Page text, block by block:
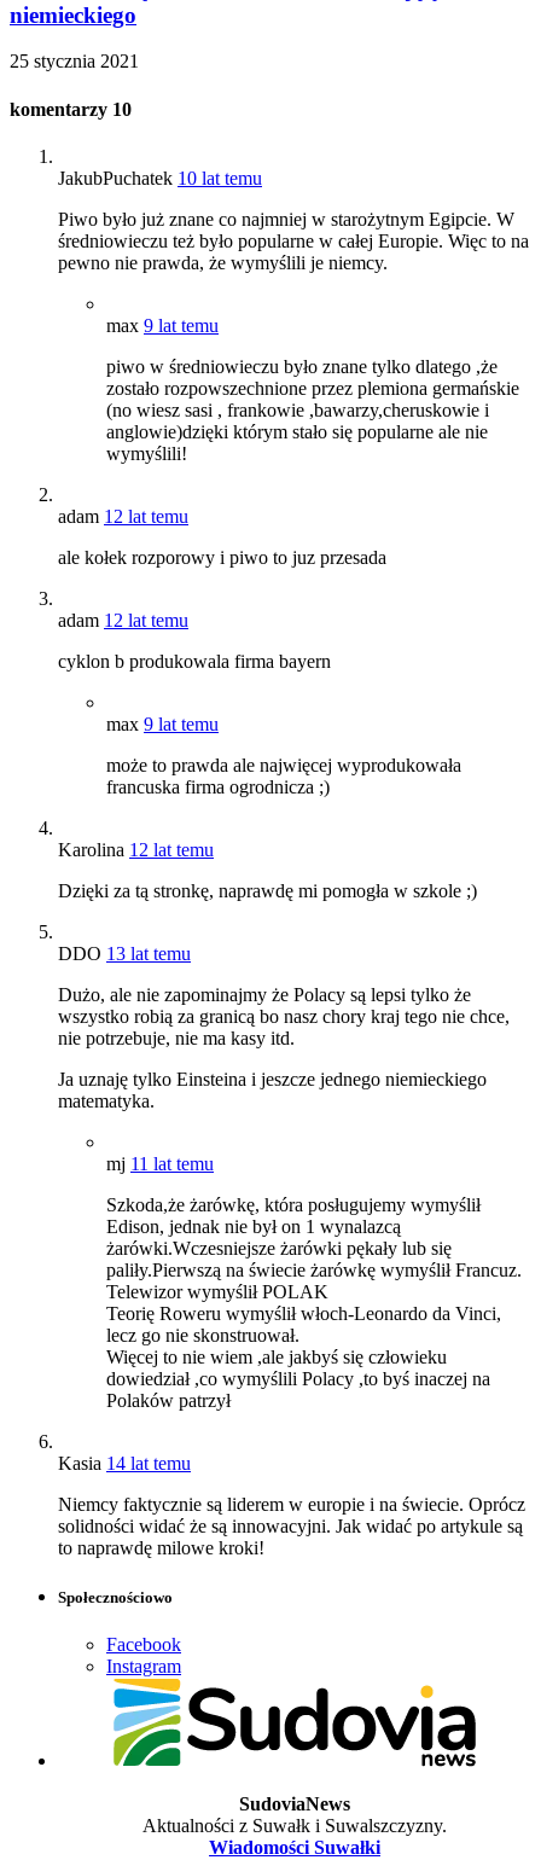
niemieckiego
25 stycznia 2021
komentarzy 10
JakubPuchatek 10 lat temu
Piwo było już znane co najmniej w starożytnym Egipcie. W
średniowieczu też było popularne w całej Europie. Więc to na
pewno nie prawda, że wymyślili je niemcy.
max 9 lat temu
piwo w średniowieczu było znane tylko dlatego ,że
zostało rozpowszechnione przez plemiona germańskie
(no wiesz sasi , frankowie ,bawarzy,cheruskowie i
anglowie)dzięki którym stało się popularne ale nie
wymyślili!
adam 12 lat temu
ale kołek rozporowy i piwo to juz przesada
adam 12 lat temu
cyklon b produkowala firma bayern
max 9 lat temu
może to prawda ale najwięcej wyprodukowała
francuska firma ogrodnicza ;)
Karolina 12 lat temu
Dzięki za tą stronkę, naprawdę mi pomogła w szkole ;)
DDO 13 lat temu
Dużo, ale nie zapominajmy że Polacy są lepsi tylko że
wszystko robią za granicą bo nasz chory kraj tego nie chce,
nie potrzebuje, nie ma kasy itd.
Ja uznaję tylko Einsteina i jeszcze jednego niemieckiego
matematyka.
mj 11 lat temu
Szkoda,że żarówkę, która posługujemy wymyślił
Edison, jednak nie był on 1 wynalazcą
żarówki.Wczesniejsze żarówki pękały lub się
paliły.Pierwszą na świecie żarówkę wymyślił Francuz.
Telewizor wymyślił POLAK
Teorię Roweru wymyślił włoch-Leonardo da Vinci,
lecz go nie skonstruował.
Więcej to nie wiem ,ale jakbyś się człowieku
dowiedział ,co wymyślili Polacy ,to byś inaczej na
Polaków patrzył
Kasia 14 lat temu
Niemcy faktycznie są liderem w europie i na świecie. Oprócz
solidności widać że są innowacyjni. Jak widać po artykule są
to naprawdę milowe kroki!
Społecznościowo
Facebook
Instagram
SudoviaNews
Aktualności z Suwałk i Suwalszczyzny.
Wiadomości Suwałki